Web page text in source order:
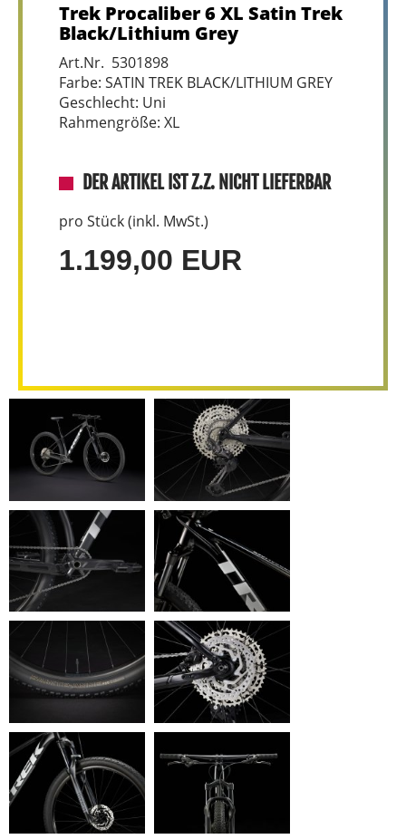
Trek Procaliber 6 XL Satin Trek
Black/Lithium Grey
Art.Nr. 5301898
Farbe: SATIN TREK BLACK/LITHIUM GREY
Geschlecht: Uni
Rahmengröße: XL
DER ARTIKEL IST Z.Z. NICHT LIEFERBAR
pro Stück (inkl. MwSt.)
1.199,00 EUR